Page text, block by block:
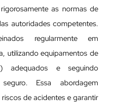
as normas de
autoridades competentes.
regularmente em
utilizando equipamentos de
adequados e seguindo
Essa abordagem
de acidentes e garantir